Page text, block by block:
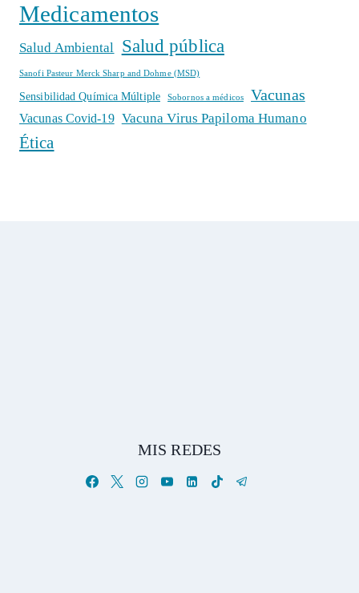
Medicamentos
Salud Ambiental Salud pública
Sanofi Pasteur Merck Sharp and Dohme (MSD)
Sensibilidad Química Múltiple Sobornos a médicos Vacunas
Vacunas Covid-19 Vacuna Virus Papiloma Humano
Ética
MIS REDES